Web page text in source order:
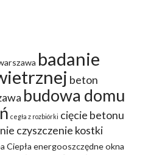
badanie
beton
budowa domu
cegła z rozbiórki cięcie betonu
czyszczenie kostki
Ciepła energooszczędne okna